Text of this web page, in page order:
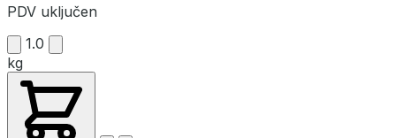
PDV uključen
1.0
kg